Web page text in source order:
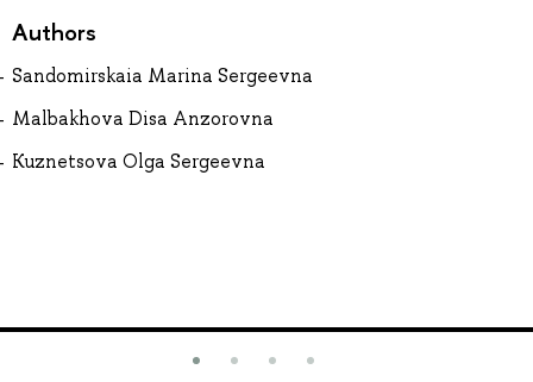
Authors
Sandomirskaia Marina Sergeevna
Malbakhova Disa Anzorovna
Kuznetsova Olga Sergeevna